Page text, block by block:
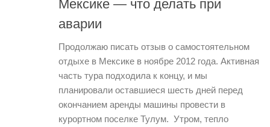
Мексике — что делать при
аварии
Продолжаю писать отзыв о самостоятельном
отдыхе в Мексике в ноябре 2012 года. Активная
часть тура подходила к концу, и мы
планировали оставшиеся шесть дней перед
окончанием аренды машины провести в
курортном поселке Тулум. Утром, тепло